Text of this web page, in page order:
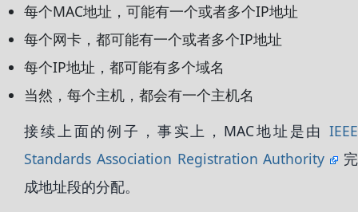
每个MAC地址，可能有一个或者多个IP地址
每个网卡，都可能有一个或者多个IP地址
每个IP地址，都可能有多个域名
当然，每个主机，都会有一个主机名
接续上面的例子，事实上，MAC地址是由 IEEE
Standards Association Registration Authority
完
成地址段的分配。